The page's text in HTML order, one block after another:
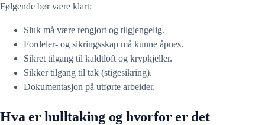
Følgende bør være klart:
Sluk må være rengjort og tilgjengelig.
Fordeler- og sikringsskap må kunne åpnes.
Sikret tilgang til kaldtloft og krypkjeller.
Sikker tilgang til tak (stigesikring).
Dokumentasjon på utførte arbeider.
Hva er hulltaking og hvorfor er det